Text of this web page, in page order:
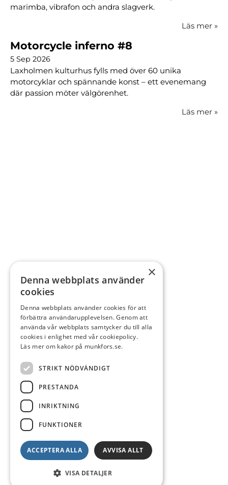
marimba, vibrafon och andra slagverk.
Läs mer »
Motorcycle inferno #8
5 Sep 2026
Laxholmen kulturhus fylls med över 60 unika
motorcyklar och spännande konst – ett evenemang
där passion möter välgörenhet.
Läs mer »
×
Denna webbplats använder
cookies
Denna webbplats använder cookies för att
förbättra användarupplevelsen. Genom att
använda vår webbplats samtycker du till alla
cookies i enlighet med vår cookiepolicy.
Läs mer om kakor på munkfors.se.
STRIKT NÖDVÄNDIGT
PRESTANDA
INRIKTNING
FUNKTIONER
ACCEPTERA ALLA AVVISA ALLT
VISA DETALJER